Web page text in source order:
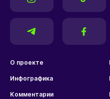
О проекте
Инфографика
Комментарии